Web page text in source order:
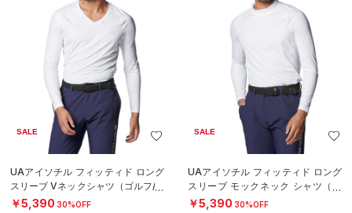
SALE
UAアイソチル フィッティド ロング
スリーブ Vネックシャツ（ゴルフ/M
EN）
￥5,390 30%OFF
SALE
UAアイソチル フィッティド ロング
スリーブ モックネック シャツ（ゴ
ルフ/MEN）
￥5,390 30%OFF